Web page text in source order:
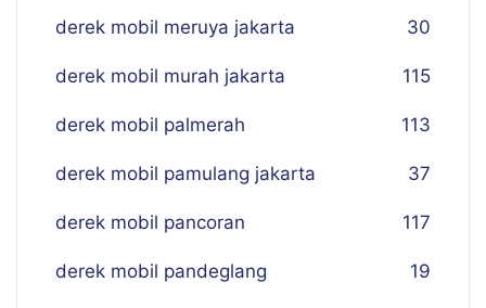
derek mobil meruya jakarta 30
derek mobil murah jakarta 115
derek mobil palmerah 113
derek mobil pamulang jakarta 37
derek mobil pancoran 117
derek mobil pandeglang 19